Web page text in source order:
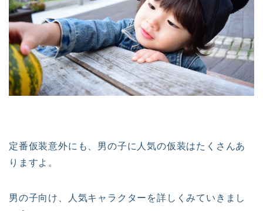
定番仮装意外にも、男の子に人気の仮装はたくさんあ
りますよ。
男の子向け、人気キャラクターを詳しくみていきまし